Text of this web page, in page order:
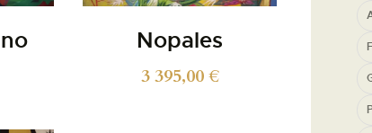
Nopales
3 395,00€